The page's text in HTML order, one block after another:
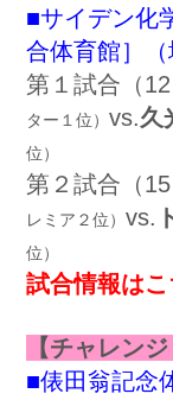
■サイデン化
合体育館］（
第１試合（
ター１位）vs.久
位）
第２試合（
レミア２位）vs.
位）
試合情報はこ
【チャレンジ
■俵田翁記念